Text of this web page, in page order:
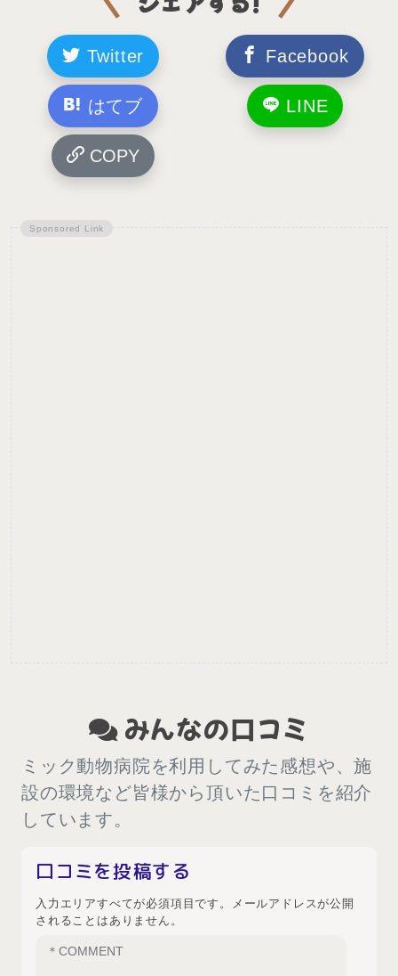
Twitter Facebook
はてブ LINE
COPY
みんなの口コミ
ミック動物病院を利用してみた感想や、施
設の環境など皆様から頂いた口コミを紹介
しています。
口コミを投稿する
入力エリアすべてが必須項目です。メールアドレスが公開
されることはありません。